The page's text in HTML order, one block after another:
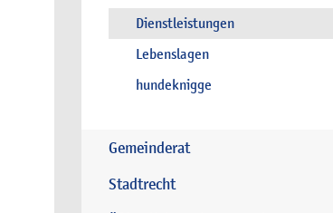
Dienstleistungen
Lebenslagen
hundeknigge
Gemeinderat
Stadtrecht